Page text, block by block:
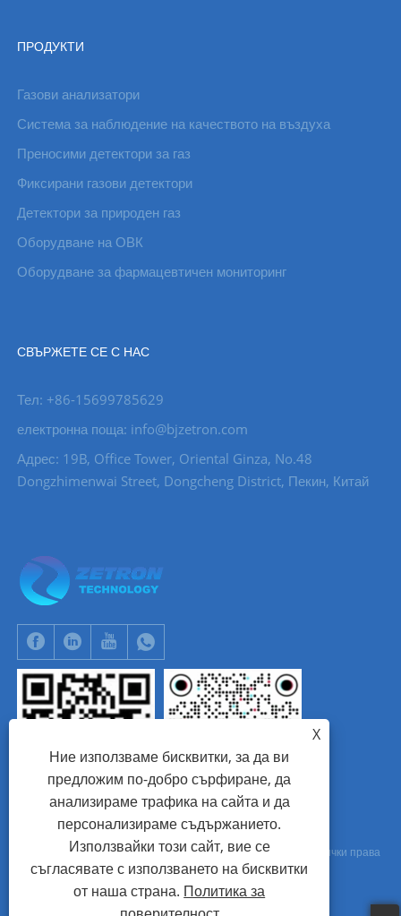
ПРОДУКТИ
Газови анализатори
Система за наблюдение на качеството на въздуха
Преносими детектори за газ
Фиксирани газови детектори
Детектори за природен газ
Оборудване на ОВК
Оборудване за фармацевтичен мониторинг
СВЪРЖЕТЕ СЕ С НАС
Тел: +86-15699785629
електронна поща: info@bjzetron.com
Адрес: 19B, Office Tower, Oriental Ginza, No.48
Dongzhimenwai Street, Dongcheng District, Пекин, Китай
WhatsApp Tik Tok
Авторско право © 2024 Beijing Zetron Technology Co., Ltd. Всички права
X
Ние използваме бисквитки, за да ви
предложим по-добро сърфиране, да
анализираме трафика на сайта и да
персонализираме съдържанието.
Използвайки този сайт, вие се
съгласявате с използването на бисквитки
от наша страна. Политика за